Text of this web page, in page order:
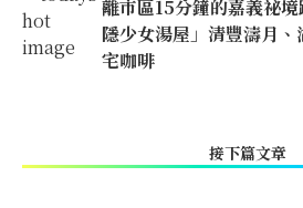
離市區15分鐘的嘉義祕
隱少女湯屋」清豐濤月
宅咖啡
接下篇文章